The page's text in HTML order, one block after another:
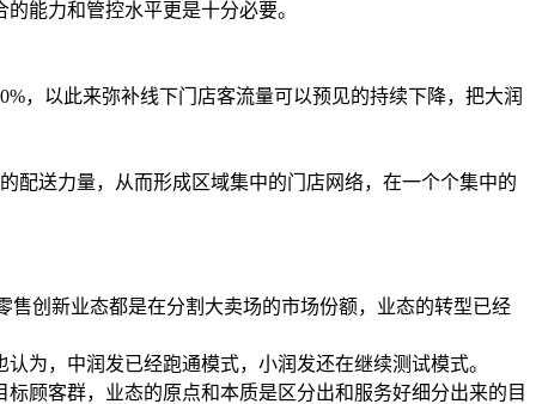
能力和管控水平更是十分必要。
，以此来弥补线下门店客流量可以预见的持续下降，把大润
配送力量，从而形成区域集中的门店网络，在一个个集中的
售创新业态都是在分割大卖场的市场份额，业态的转型已经
为，中润发已经跑通模式，小润发还在继续测试模式。
顾客群，业态的原点和本质是区分出和服务好细分出来的目